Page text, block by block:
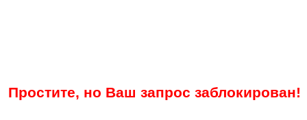
Простите, но Ваш запрос заблокирован!